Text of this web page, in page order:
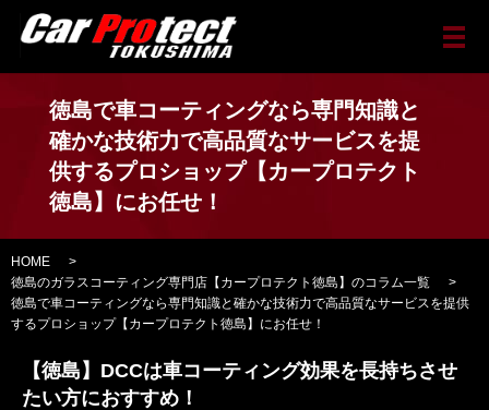
メ
徳島で車コーティングなら専門知識と
確かな技術力で高品質なサービスを提
供するプロショップ【カープロテクト
徳島】にお任せ！
HOME
徳島のガラスコーティング専門店【カープロテクト徳島】のコラム一覧
徳島で車コーティングなら専門知識と確かな技術力で高品質なサービスを提供
するプロショップ【カープロテクト徳島】にお任せ！
【徳島】DCCは車コーティング効果を長持ちさせ
たい方におすすめ！